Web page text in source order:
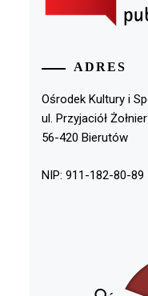
ADRES
Ośrodek Kultury i
ul. Przyjaciół
56-420 Bierutów
NIP: 911-182-80-89